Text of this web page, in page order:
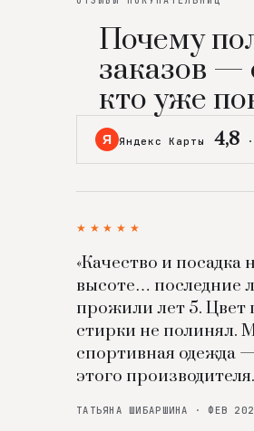
Почему
заказов —
кто уже
Я Яндекс Карты 4,8
★★★★★
«Качество и посадка
высоте… последние
прожили лет 5. Цвет
стирки не полинял.
спортивная одежда
этого
ТАТЬЯНА ШИБАРШИНА · ФЕВ